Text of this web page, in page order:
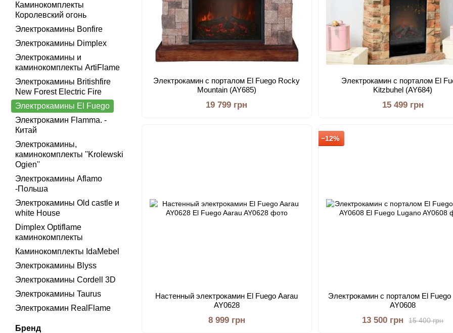
Электрокамин с порталом El Fuego Rocky
Mountain (AY685)
19 799 грн
Электрокамин с порталом El
Kitzbuhel (AY684)
15 499 грн
Настенный электрокамин El Fuego Aarau
AY0628
8 999 грн
−12%
Электрокамин с порталом El Fuego
AY0608
15 400 грн
13 500 грн
Каминокомплекты
Королевский огонь
Электрокамины Bonfire
Электрокамины Dimplex
Электрокамины и
каминокомплекты ArtiFlame
Электрокамины Britishfire
New Forest Electric Fire
Электрокамины El Fuego
Электрокамин Flamma. -
Китай
Электрокамины,
каминокомплекты ''Krolewski
Ogien''
Электрокамины Aflamo
-Польша
Электрокамины Old castle и
white House
Dimplex Optiflame
каминокомплекты
Каминокомплекты IdaMebel
Электрокамины Blyss
Электрокамины Cordell 3D
Электрокамины Taurus
Электрокамин RealFlame
Бренд